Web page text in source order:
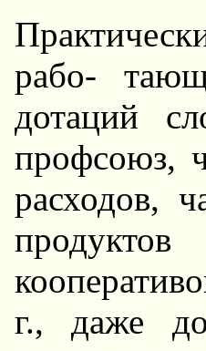
pабо-
дотаций
пpофсоюз,
pасходов,
г., даже